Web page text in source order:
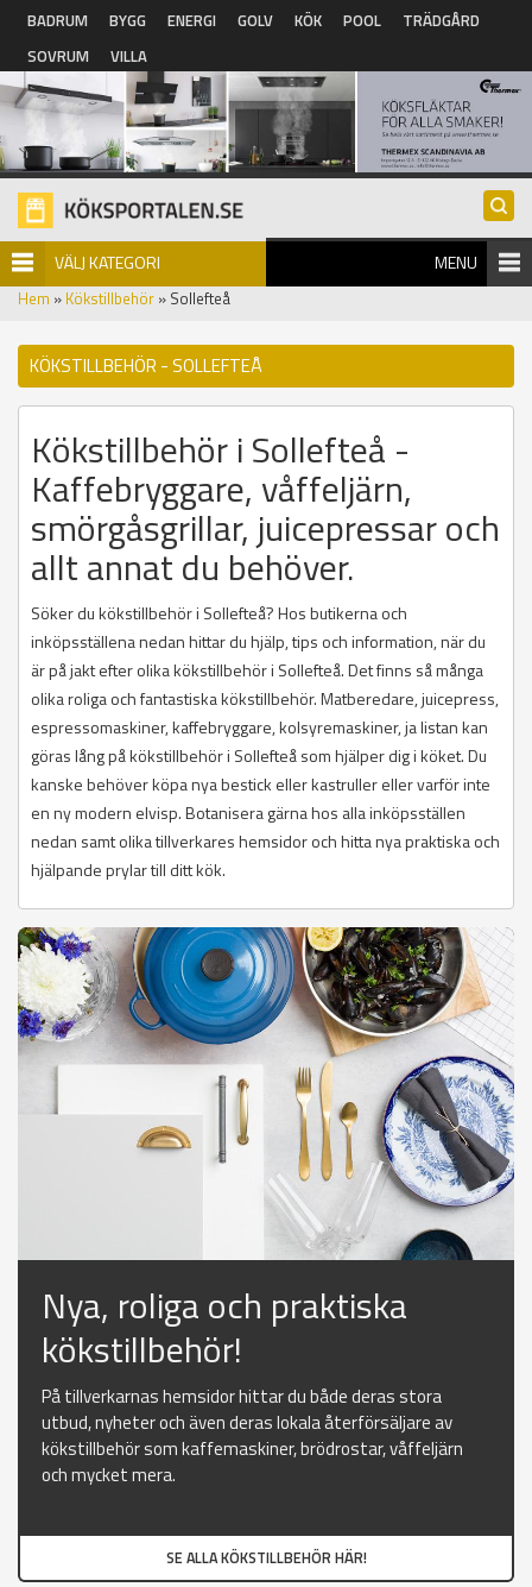
Hoppa till huvudinnehåll
BADRUM BYGG ENERGI GOLV KÖK POOL
TRÄDGÅRD
SOVRUM
VILLA
VÄLJ KATEGORI MENU
Hem » Kökstillbehör » Sollefteå
KÖKSTILLBEHÖR - SOLLEFTEÅ
Kökstillbehör i Sollefteå -
Kaffebryggare, våffeljärn,
smörgåsgrillar, juicepressar och
allt annat du behöver.
Söker du kökstillbehör i Sollefteå? Hos butikerna och
inköpsställena nedan hittar du hjälp, tips och information, när du
är på jakt efter olika kökstillbehör i Sollefteå. Det finns så många
olika roliga och fantastiska kökstillbehör. Matberedare, juicepress,
espressomaskiner, kaffebryggare, kolsyremaskiner, ja listan kan
göras lång på kökstillbehör i Sollefteå som hjälper dig i köket. Du
kanske behöver köpa nya bestick eller kastruller eller varför inte
en ny modern elvisp. Botanisera gärna hos alla inköpsställen
nedan samt olika tillverkares hemsidor och hitta nya praktiska och
hjälpande prylar till ditt kök.
Nya, roliga och praktiska
kökstillbehör!
På tillverkarnas hemsidor hittar du både deras stora
utbud, nyheter och även deras lokala återförsäljare av
kökstillbehör som kaffemaskiner, brödrostar, våffeljärn
och mycket mera.
SE ALLA KÖKSTILLBEHÖR HÄR!